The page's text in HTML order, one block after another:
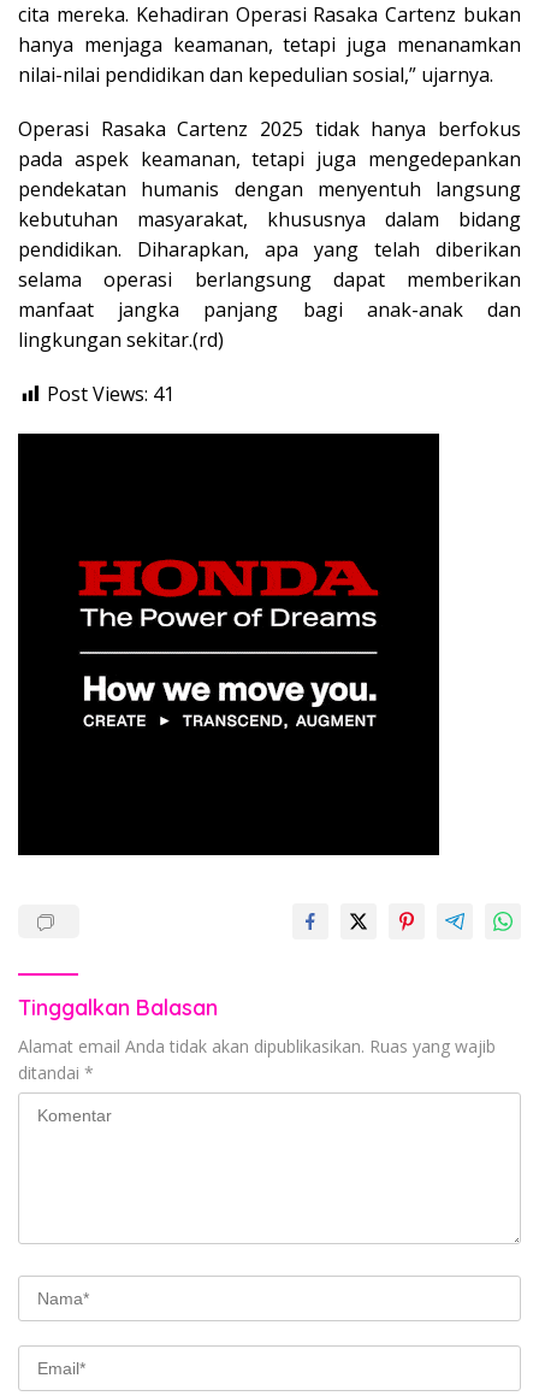
cita mereka. Kehadiran Operasi Rasaka Cartenz bukan
hanya menjaga keamanan, tetapi juga menanamkan
nilai-nilai pendidikan dan kepedulian sosial,” ujarnya.
Operasi Rasaka Cartenz 2025 tidak hanya berfokus
pada aspek keamanan, tetapi juga mengedepankan
pendekatan humanis dengan menyentuh langsung
kebutuhan masyarakat, khususnya dalam bidang
pendidikan. Diharapkan, apa yang telah diberikan
selama operasi berlangsung dapat memberikan
manfaat jangka panjang bagi anak-anak dan
lingkungan sekitar.(rd)
Post Views: 41
Tinggalkan Balasan
Alamat email Anda tidak akan dipublikasikan. Ruas yang wajib
ditandai *